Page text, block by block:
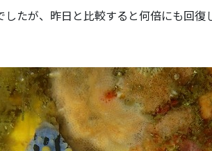
たが、昨日と比較すると何倍にも回復